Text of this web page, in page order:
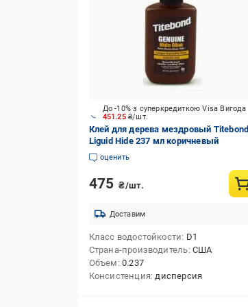
451.25 ₴/шт.
До -10% з суперкредиткою Visa Вигода
Клей для дерева мездровый Titebond
Liguid Hide 237 мл коричневый
оценить
475 ₴/шт.
Доставим
Класс водостойкости D1
Страна-производитель США
Объем 0.237
Консистенция дисперсия